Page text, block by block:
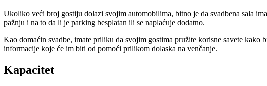
Ukoliko veći broj gostiju dolazi svojim automobilima, bitno je da svadbena sala
pažnju i na to da li je parking besplatan ili se naplaćuje dodatno.
Kao domaćin svadbe, imate priliku da svojim gostima pružite korisne savete
informacije koje će im biti od pomoći prilikom dolaska na venčanje.
Kapacitet